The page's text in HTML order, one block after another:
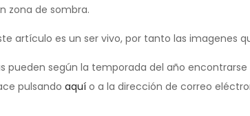
zona de sombra.
artículo es un ser vivo, por tanto las imagenes
pueden según la temporada del año
pulsando aquí o a la dirección de correo